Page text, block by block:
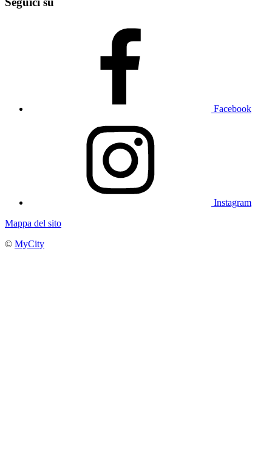
Facebook
Instagram
Mappa del sito
© MyCity